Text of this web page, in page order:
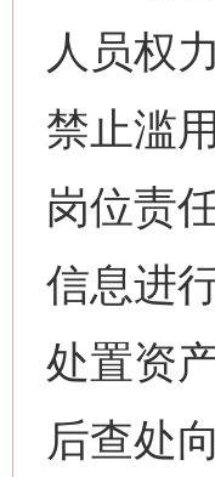
人员权
禁止滥
岗位责
信息进
处置资
后查处